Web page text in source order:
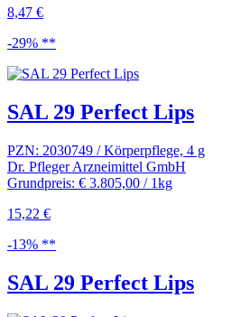
8,47 €
-29% **
SAL 29 Perfect Lips
PZN: 2030749 / Körperpflege, 4 g
Dr. Pfleger Arzneimittel GmbH
Grundpreis: € 3.805,00 / 1kg
15,22 €
-13% **
SAL 29 Perfect Lips